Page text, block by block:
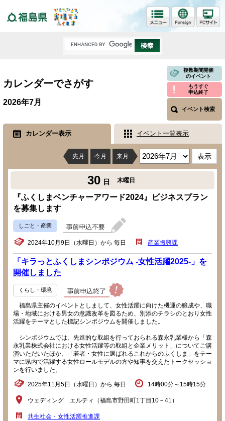
カレンダーでさがす
複数期間開催
のイベント
もうすぐ
申込終了
イベント検索
2026年7月
カレンダー表示 イベント一覧表示
先月 今月 来月
30 日 木曜日
『ふくしまベンチャーアワード2024』ビジネスプラン
を募集します
しごと・産業
2024年10月9日（水曜日）から 毎日 産業振興課
「キラっとふくしまシンポジウム -女性活躍2025-」を
開催しました
くらし・環境
福島県主催のイベントとしまして、女性活躍に向けた機運の醸成や、職
場・地域における男女の意識改革を図るため、別添のチラシのとおり女性
活躍をテーマとした標記シンポジウムを開催しました。
シンポジウムでは、先進的な取組を行っておられる森永乳業様から「森
永乳業株式会社における女性活躍等の取組と企業メリット」についてご講
演いただいたほか、「若者・女性に選ばれるこれからのふくしま」をテー
マに県内で活躍する女性ロールモデルの方や知事を交えたトークセッショ
ンを行いました。
2025年11月5日（水曜日）から 毎日 14時00分～15時15分
ウェディング エルティ（福島市野田町1丁目10－41）
共生社会・女性活躍推進課